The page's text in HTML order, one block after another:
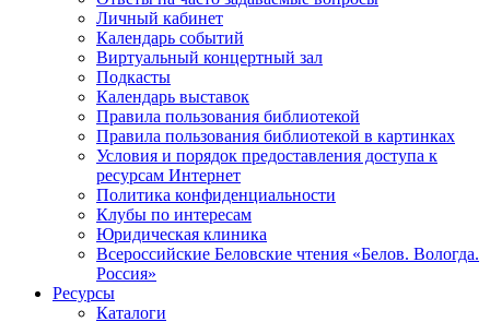
Личный кабинет
Календарь событий
Виртуальный концертный зал
Подкасты
Календарь выставок
Правила пользования библиотекой
Правила пользования библиотекой в картинках
Условия и порядок предоставления доступа к
ресурсам Интернет
Политика конфиденциальности
Клубы по интересам
Юридическая клиника
Всероссийские Беловские чтения «Белов. Вологда.
Россия»
Ресурсы
Каталоги